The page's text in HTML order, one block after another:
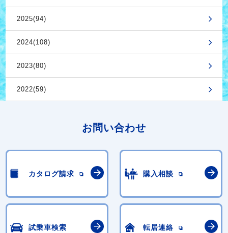
2025(94)
2024(108)
2023(80)
2022(59)
お問い合わせ
カタログ請求 購入相談
試乗車検索 転居連絡